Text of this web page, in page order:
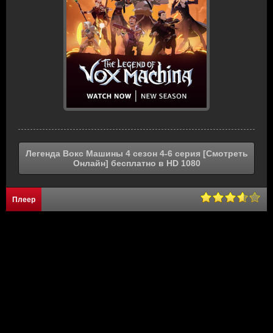
Легенда Вокс Машины 4 сезон 4-6 серия [Смотреть
Онлайн] бесплатно в HD 1080
Плеер